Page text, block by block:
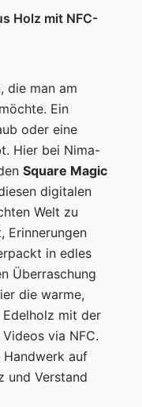
Holz mit NFC-
die man am
Ein
oder eine
Hier bei Nima-
Square Magic
digitalen
Welt zu
Erinnerungen
in edles
Überraschung
die warme,
mit der
via NFC.
Handwerk auf
und Verstand